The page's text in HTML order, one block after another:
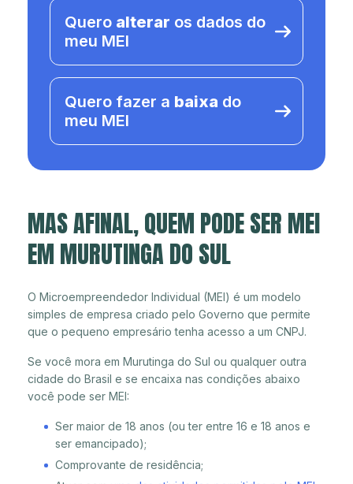
Quero alterar os dados do
meu MEI
Quero fazer a baixa do
meu MEI
MAS AFINAL, QUEM PODE SER MEI
EM MURUTINGA DO SUL
O Microempreendedor Individual (MEI) é um modelo
simples de empresa criado pelo Governo que permite
que o pequeno empresário tenha acesso a um CNPJ.
Se você mora em Murutinga do Sul ou qualquer outra
cidade do Brasil e se encaixa nas condições abaixo
você pode ser MEI:
Ser maior de 18 anos (ou ter entre 16 e 18 anos e
ser emancipado);
Comprovante de residência;